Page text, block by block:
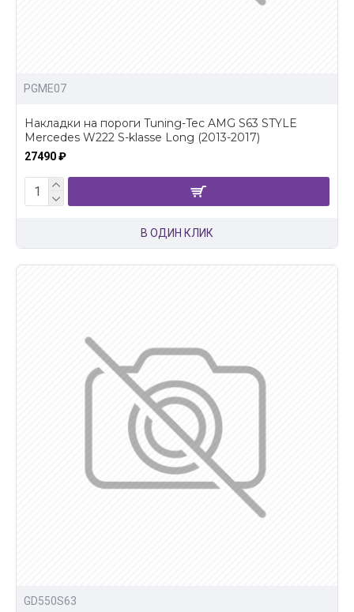
PGME07
Накладки на пороги Tuning-Tec AMG S63 STYLE
Mercedes W222 S-klasse Long (2013-2017)
27490 ₽
В ОДИН КЛИК
GD550S63